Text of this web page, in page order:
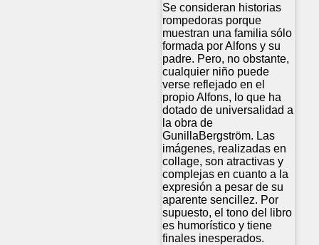
Se consideran historias
rompedoras porque
muestran una familia sólo
formada por Alfons y su
padre. Pero, no obstante,
cualquier niño puede
verse reflejado en el
propio Alfons, lo que ha
dotado de universalidad a
la obra de
GunillaBergström. Las
imágenes, realizadas en
collage, son atractivas y
complejas en cuanto a la
expresión a pesar de su
aparente sencillez. Por
supuesto, el tono del libro
es humorístico y tiene
finales inesperados.